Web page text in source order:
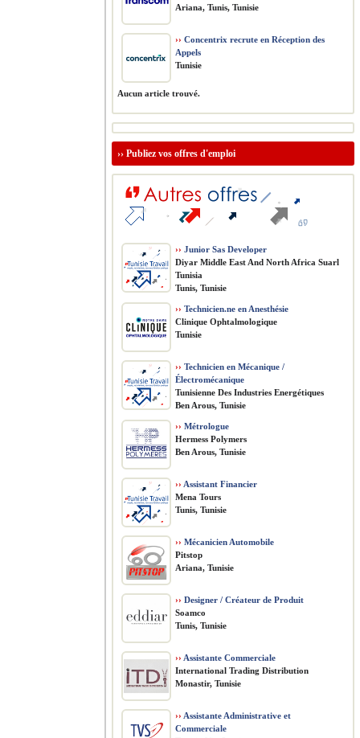
Ariana, Tunis, Tunisie
›› Concentrix recrute en Réception des
Appels
Tunisie
Aucun article trouvé.
›› Publiez vos offres d'emploi
›› Junior Sas Developer
Diyar Middle East And North Africa Suarl
Tunisia
Tunis, Tunisie
›› Technicien.ne en Anesthésie
Clinique Ophtalmologique
Tunisie
›› Technicien en Mécanique /
Électromécanique
Tunisienne Des Industries Energétiques
Ben Arous, Tunisie
›› Métrologue
Hermess Polymers
Ben Arous, Tunisie
›› Assistant Financier
Mena Tours
Tunis, Tunisie
›› Mécanicien Automobile
Pitstop
Ariana, Tunisie
›› Designer / Créateur de Produit
Soamco
Tunis, Tunisie
›› Assistante Commerciale
International Trading Distribution
Monastir, Tunisie
›› Assistante Administrative et
Commerciale